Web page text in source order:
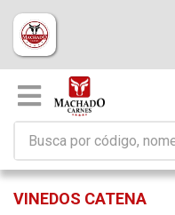
VINEDOS CATENA